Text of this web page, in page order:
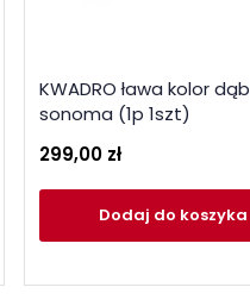
KWADRO ława kolor dąb
sonoma (1p 1szt)
299,00 zł
Dodaj do koszyka